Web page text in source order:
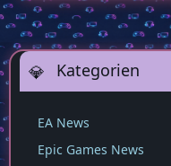
Kategorien
EA News
Epic Games News